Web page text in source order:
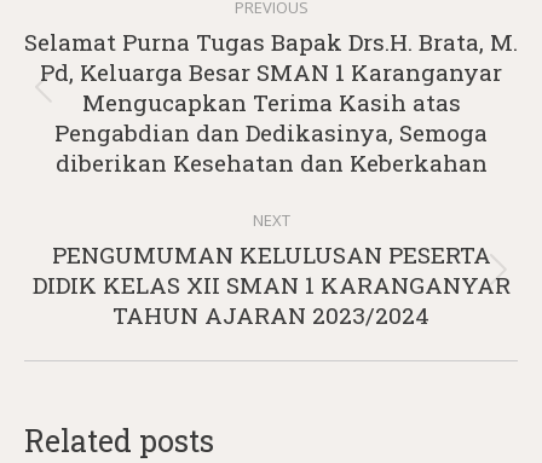
navigation
PREVIOUS
Previous
post:
Selamat Purna Tugas Bapak Drs.H. Brata, M.
Pd, Keluarga Besar SMAN 1 Karanganyar
Mengucapkan Terima Kasih atas
Pengabdian dan Dedikasinya, Semoga
diberikan Kesehatan dan Keberkahan
NEXT
Next
post:
PENGUMUMAN KELULUSAN PESERTA
DIDIK KELAS XII SMAN 1 KARANGANYAR
TAHUN AJARAN 2023/2024
Related posts